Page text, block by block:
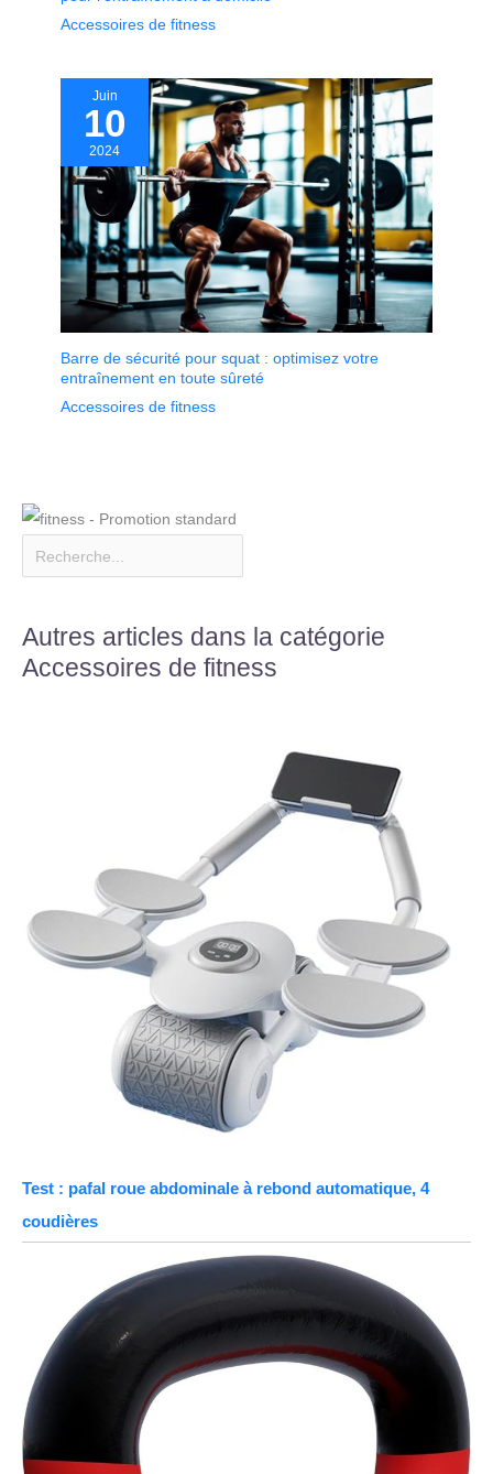
Accessoires de fitness
Juin
10
2024
Barre de sécurité pour squat : optimisez votre
entraînement en toute sûreté
Accessoires de fitness
Autres articles dans la catégorie
Accessoires de fitness
Test : pafal roue abdominale à rebond automatique, 4
coudières